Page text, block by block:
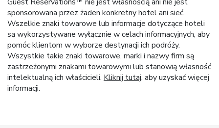
sponsorowana przez żaden konkretny hotel ani sieć.
Wszelkie znaki towarowe lub informacje dotyczące hoteli
są wykorzystywane wyłącznie w celach informacyjnych, aby
pomóc klientom w wyborze destynacji ich podróży.
Wszystkie takie znaki towarowe, marki i nazwy firm są
zastrzeżonymi znakami towarowymi lub stanowią własność
intelektualną ich właścicieli. Kliknij tutaj, aby uzyskać więcej
informacji.